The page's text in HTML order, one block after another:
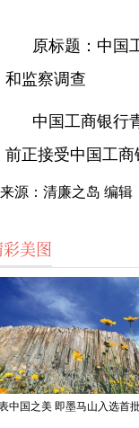
原标题：中国
和监察调查
中国工商银行
前正接受中国工商
源：清廉之岛 编辑
美图